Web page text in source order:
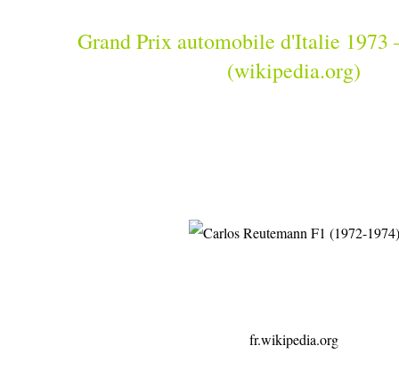
Grand Prix automobile d'Italie
(wikipedia.org)
fr.wikipedia.org